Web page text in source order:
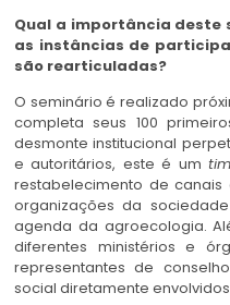
Qual a importância deste
as instâncias de
são rearticuladas?
O seminário é realizado
completa seus 100
desmonte institucional
e autoritários, este é um
restabelecimento de
organizações da
agenda da agroecologia.
diferentes ministérios e
representantes de
social diretamente